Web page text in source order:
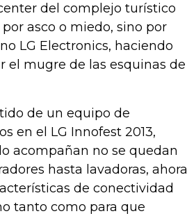
del complejo turístico
asco o miedo, sino por
LG Electronics, haciendo
el mugre de las esquinas de
de un equipo de
en el LG Innofest 2013,
acompañan no se quedan
hasta lavadoras, ahora
de conectividad
tanto como para que